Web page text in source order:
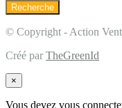
© Copyright - Action
Créé par TheGreenId
×
Vous devez vous